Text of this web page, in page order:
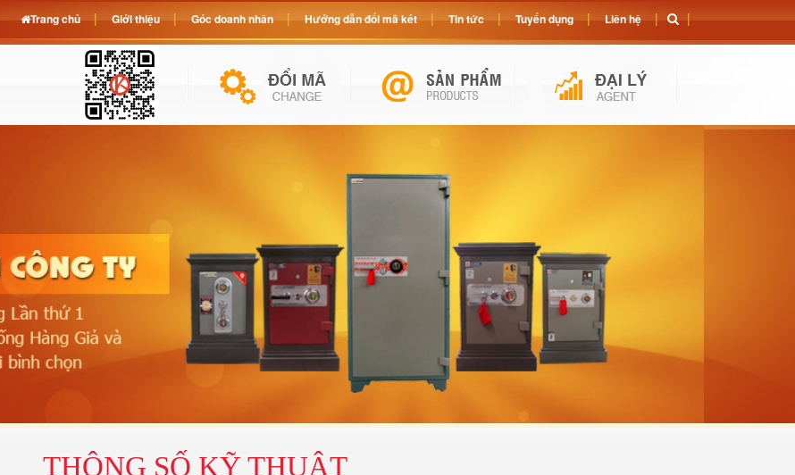
THÔNG SỐ KỸ THUẬT
Trang chủ Giới thiệu Góc doanh nhân Hướng dẫn đổi mã két Tin tức Tuyển dụng Liên hệ